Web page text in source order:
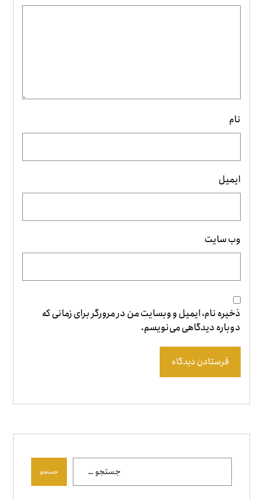
نام
ایمیل
وب‌ سایت
ذخیره نام، ایمیل و وبسایت من در مرورگر برای زمانی که
دوباره دیدگاهی می‌نویسم.
فرستادن دیدگاه
جستجو